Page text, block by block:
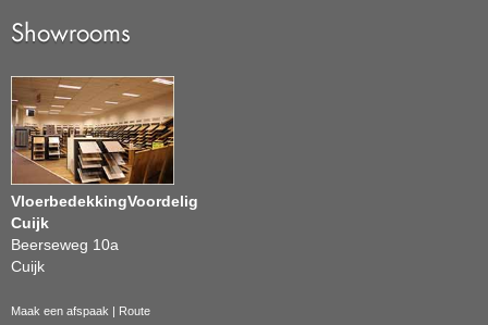
Showrooms
VloerbedekkingVoordelig
Cuijk
Beerseweg 10a
Cuijk
Maak een afspaak | Route